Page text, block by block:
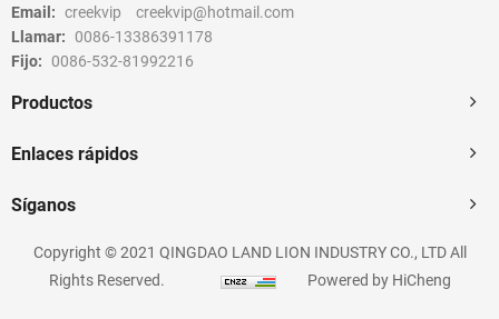
Email: creekvip
creekvip@hotmail.com
Llamar: 0086-13386391178
Fijo: 0086-532-81992216
Productos
Enlaces rápidos
Síganos
Copyright © 2021 QINGDAO LAND LION INDUSTRY CO., LTD All
Rights Reserved.
Powered by HiCheng